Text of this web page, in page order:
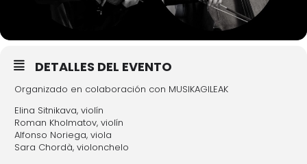
DETALLES DEL EVENTO
Organizado en colaboración con MUSIKAGILEAK
Elina Sitnikava, violín
Roman Kholmatov, violín
Alfonso Noriega, viola
Sara Chordà, violonchelo